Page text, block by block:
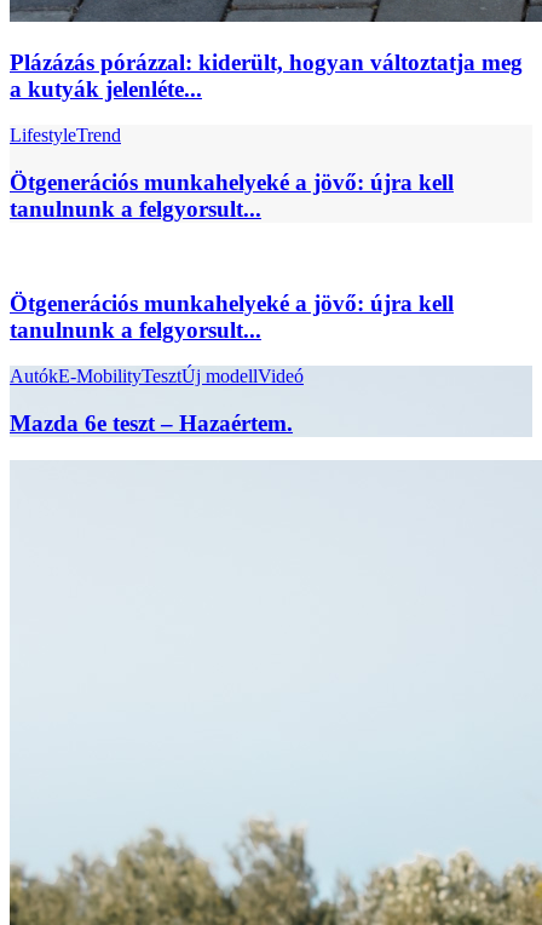
Plázázás pórázzal: kiderült, hogyan változtatja meg
a kutyák jelenléte...
LifestyleTrend
Ötgenerációs munkahelyeké a jövő: újra kell
tanulnunk a felgyorsult...
Ötgenerációs munkahelyeké a jövő: újra kell
tanulnunk a felgyorsult...
AutókE-MobilityTesztÚj modellVideó
Mazda 6e teszt – Hazaértem.